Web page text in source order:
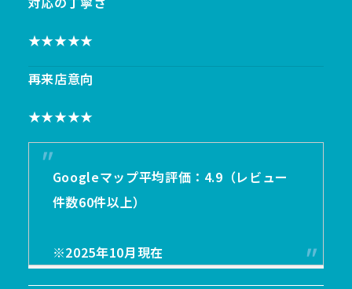
★★★★★
再来店意向
★★★★★
Googleマップ平均評価：4.9（レビュー
件数60件以上）
※2025年10月現在